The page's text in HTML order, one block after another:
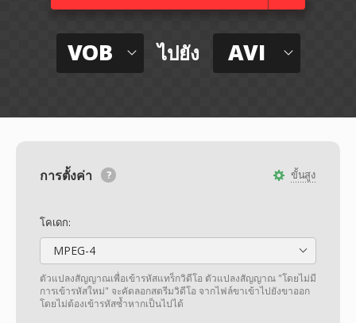
VOB ไปยัง AVI
ขั้นสูง
การตั้งค่า
โคเดก:
MPEG-4
ตัวแปลงสัญญาณเพื่อเข้ารหัสแทร็กวิดีโอ ตัวแปลงสัญญาณ "โดยไม่มี
การเข้ารหัสใหม่" จะคัดลอกสตรีมวิดีโอ จากไฟล์ขาเข้าไปยังขาออก
โดยไม่ต้องเข้ารหัสซ้ำหากเป็นไปได้